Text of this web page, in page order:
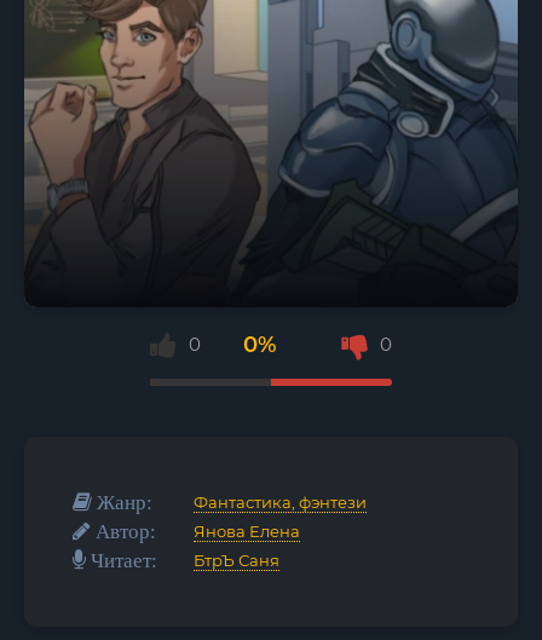
0 0% 0
Жанр: Фантастика, фэнтези
Автор: Янова Елена
Читает: БтрЪ Саня